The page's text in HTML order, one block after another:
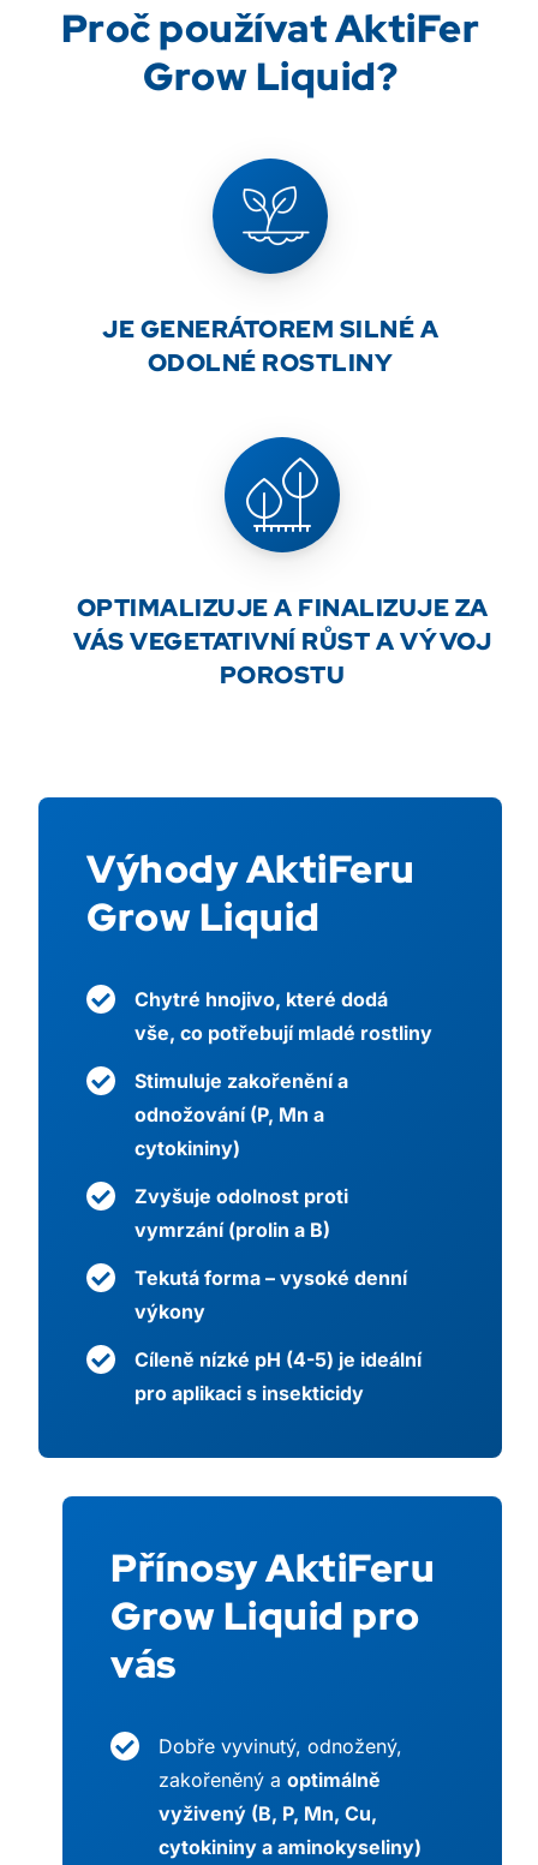
Proč používat AktiFer
Grow Liquid?
JE GENERÁTOREM SILNÉ A
ODOLNÉ ROSTLINY
OPTIMALIZUJE A FINALIZUJE ZA
VÁS VEGETATIVNÍ RŮST A VÝVOJ
POROSTU
Výhody AktiFeru
Grow Liquid
Chytré hnojivo, které dodá
vše, co potřebují mladé rostliny
Stimuluje zakořenění a
odnožování (P, Mn a
cytokininy)
Zvyšuje odolnost proti
vymrzání (prolin a B)
Tekutá forma – vysoké denní
výkony
Cíleně nízké pH (4-5) je ideální
pro aplikaci s insekticidy
Přínosy AktiFeru
Grow Liquid pro
vás
Dobře vyvinutý, odnožený,
zakořeněný a optimálně
vyživený (B, P, Mn, Cu,
cytokininy a aminokyseliny)